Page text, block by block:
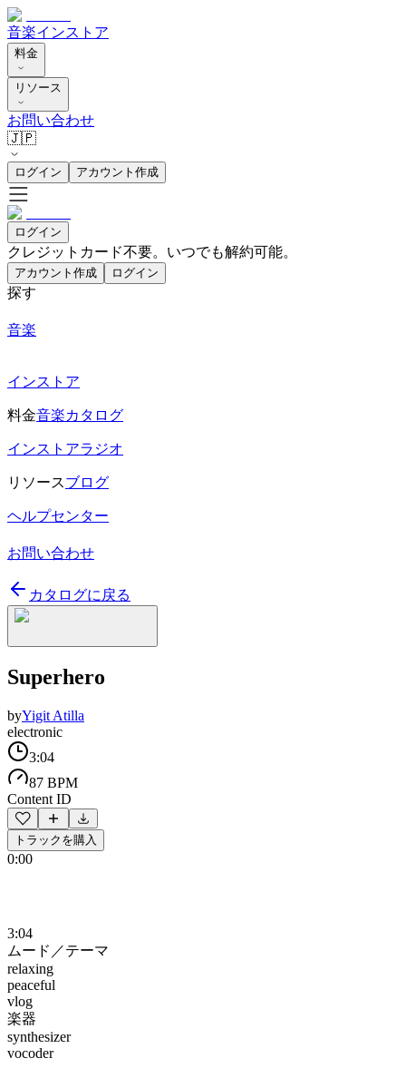
音楽インストア
料金
リソース
お問い合わせ
🇯🇵
ログイン アカウント作成
ログイン
クレジットカード不要。いつでも解約可能。
アカウント作成 ログイン
探す
音楽
インストア
料金音楽カタログ
インストアラジオ
リソースブログ
ヘルプセンター
お問い合わせ
カタログに戻る
Superhero
byYigit Atilla
electronic
3:04
87 BPM
Content ID
トラックを購入
0:00
3:04
ムード／テーマ
relaxing
peaceful
vlog
楽器
synthesizer
vocoder